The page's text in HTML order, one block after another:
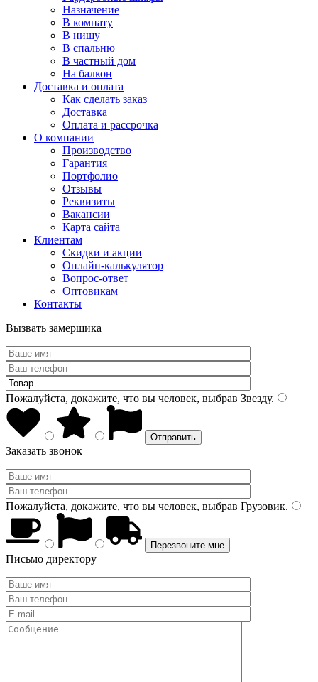
Назначение
В комнату
В нишу
В спальню
В частный дом
На балкон
Доставка и оплата
Как сделать заказ
Доставка
Оплата и рассрочка
О компании
Производство
Гарантия
Портфолио
Отзывы
Реквизиты
Вакансии
Карта сайта
Клиентам
Скидки и акции
Онлайн-калькулятор
Вопрос-ответ
Оптовикам
Контакты
Вызвать замерщика
Пожалуйста, докажите, что вы человек, выбрав Звезду.
Заказать звонок
Пожалуйста, докажите, что вы человек, выбрав Грузовик.
Письмо директору